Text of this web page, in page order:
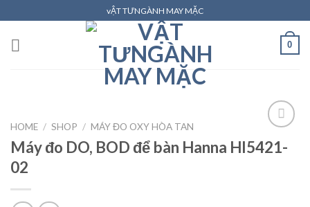
to
content
vẬT TƯNGÀNH MAY MẶC
0
HOME / SHOP / MÁY ĐO OXY HÒA TAN
Máy đo DO, BOD để bàn Hanna HI5421-
02